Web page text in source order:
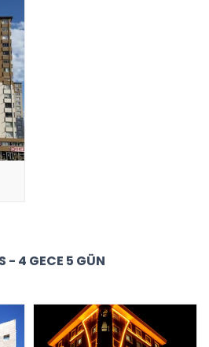
- 4 GECE 5 GÜN